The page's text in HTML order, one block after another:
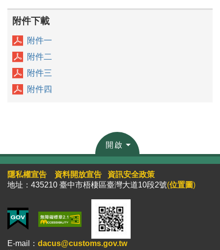
附件下載
附件一
附件二
附件三
附件四
開啟
隱私權宣告 資料開放宣告
資訊安全政策
地址：435210 臺中市梧棲區臺灣大道10段2號(位置圖)
E-mail： dacus@customs.gov.tw